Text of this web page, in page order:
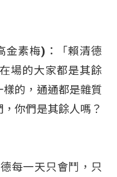
金素梅)：「賴清德
場的大家都是其餘
的，通通都是雜質
你們是其餘人嗎？
每一天只會鬥，只